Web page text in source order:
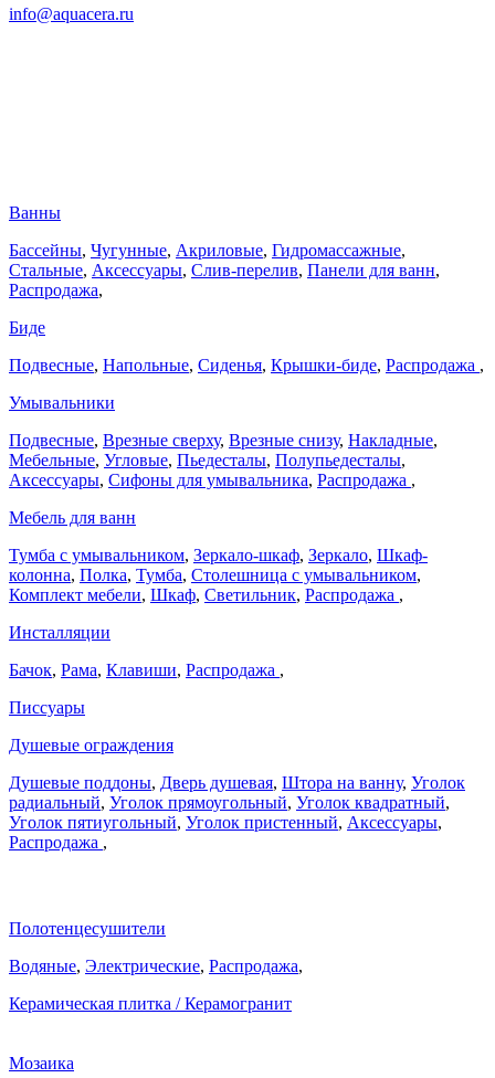
info@aquacera.ru
Ванны
Бассейны, Чугунные, Акриловые, Гидромассажные,
Стальные, Аксессуары, Слив-перелив, Панели для ванн,
Распродажа,
Биде
Подвесные, Напольные, Сиденья, Крышки-биде, Распродажа ,
Умывальники
Подвесные, Врезные сверху, Врезные снизу, Накладные,
Мебельные, Угловые, Пьедесталы, Полупьедесталы,
Аксессуары, Сифоны для умывальника, Распродажа ,
Мебель для ванн
Тумба с умывальником, Зеркало-шкаф, Зеркало, Шкаф-
колонна, Полка, Тумба, Столешница с умывальником,
Комплект мебели, Шкаф, Светильник, Распродажа ,
Инсталляции
Бачок, Рама, Клавиши, Распродажа ,
Писсуары
Душевые ограждения
Душевые поддоны, Дверь душевая, Штора на ванну, Уголок
радиальный, Уголок прямоугольный, Уголок квадратный,
Уголок пятиугольный, Уголок пристенный, Аксессуары,
Распродажа ,
Полотенцесушители
Водяные, Электрические, Распродажа,
Керамическая плитка / Керамогранит
Мозаика